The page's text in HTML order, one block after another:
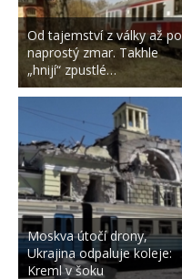
Od tajemství z války až po
naprostý zmar. Takhle
„hnijí“ zpustlé…
Moskva útočí drony,
Ukrajina odpaluje koleje:
Kreml v šoku